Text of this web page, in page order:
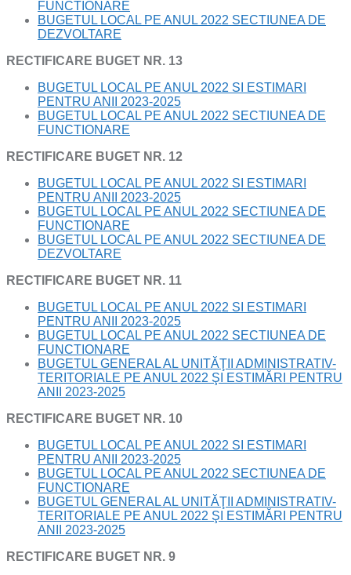
FUNCTIONARE
BUGETUL LOCAL PE ANUL 2022 SECTIUNEA DE
DEZVOLTARE
RECTIFICARE BUGET NR. 13
BUGETUL LOCAL PE ANUL 2022 SI ESTIMARI
PENTRU ANII 2023-2025
BUGETUL LOCAL PE ANUL 2022 SECTIUNEA DE
FUNCTIONARE
RECTIFICARE BUGET NR. 12
BUGETUL LOCAL PE ANUL 2022 SI ESTIMARI
PENTRU ANII 2023-2025
BUGETUL LOCAL PE ANUL 2022 SECTIUNEA DE
FUNCTIONARE
BUGETUL LOCAL PE ANUL 2022 SECTIUNEA DE
DEZVOLTARE
RECTIFICARE BUGET NR. 11
BUGETUL LOCAL PE ANUL 2022 SI ESTIMARI
PENTRU ANII 2023-2025
BUGETUL LOCAL PE ANUL 2022 SECTIUNEA DE
FUNCTIONARE
BUGETUL GENERAL AL UNITĂŢII ADMINISTRATIV-
TERITORIALE PE ANUL 2022 ŞI ESTIMĂRI PENTRU
ANII 2023-2025
RECTIFICARE BUGET NR. 10
BUGETUL LOCAL PE ANUL 2022 SI ESTIMARI
PENTRU ANII 2023-2025
BUGETUL LOCAL PE ANUL 2022 SECTIUNEA DE
FUNCTIONARE
BUGETUL GENERAL AL UNITĂŢII ADMINISTRATIV-
TERITORIALE PE ANUL 2022 ŞI ESTIMĂRI PENTRU
ANII 2023-2025
RECTIFICARE BUGET NR. 9